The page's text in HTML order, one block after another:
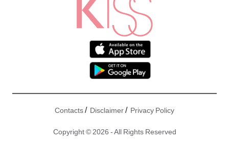
Contacts/ Disclaimer/ Privacy Policy
Copyright © 2026 - All Rights Reserved